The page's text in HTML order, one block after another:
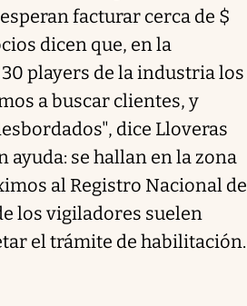
facturar cerca de $
dicen que, en la
players de la industria los
a buscar clientes, y
dice Lloveras
ayuda: se hallan en la zona
al Registro Nacional de
los vigiladores suelen
el trámite de habilitación.